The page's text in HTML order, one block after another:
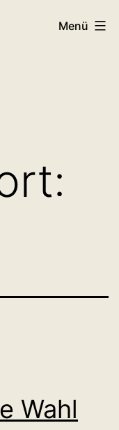
Menü
Wahl